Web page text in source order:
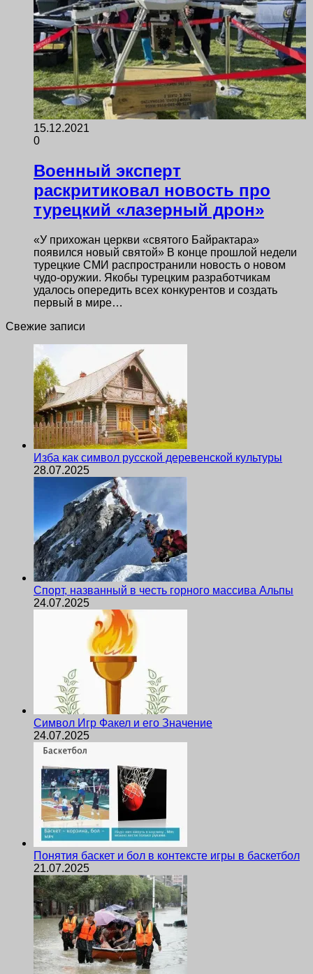
15.12.2021
0
Военный эксперт
раскритиковал новость про
турецкий «лазерный дрон»
«У прихожан церкви «святого Байрактара»
появился новый святой» В конце прошлой недели
турецкие СМИ распространили новость о новом
чудо-оружии. Якобы турецким разработчикам
удалось опередить всех конкурентов и создать
первый в мире…
Свежие записи
Изба как символ русской деревенской культуры
28.07.2025
Спорт, названный в честь горного массива Альпы
24.07.2025
Символ Игр Факел и его Значение
24.07.2025
Понятия баскет и бол в контексте игры в баскетбол
21.07.2025